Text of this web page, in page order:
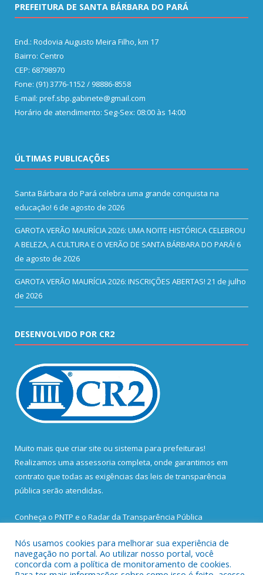
PREFEITURA DE SANTA BÁRBARA DO PARÁ
End.: Rodovia Augusto Meira Filho, km 17
Bairro: Centro
CEP: 68798970
Fone: (91) 3776-1152 / 98886-8558
E-mail: pref.sbp.gabinete@gmail.com
Horário de atendimento: Seg-Sex: 08:00 às 14:00
ÚLTIMAS PUBLICAÇÕES
Santa Bárbara do Pará celebra uma grande conquista na
educação! 6 de agosto de 2026
GAROTA VERÃO MAURÍCIA 2026: UMA NOITE HISTÓRICA CELEBROU
A BELEZA, A CULTURA E O VERÃO DE SANTA BÁRBARA DO PARÁ! 6
de agosto de 2026
GAROTA VERÃO MAURÍCIA 2026: INSCRIÇÕES ABERTAS! 21 de julho
de 2026
DESENVOLVIDO POR CR2
Muito mais que criar site ou sistema para prefeituras!
Realizamos uma assessoria completa, onde garantimos em
contrato que todas as exigências das leis de transparência
pública serão atendidas.
Conheça o PNTP e o Radar da Transparência Pública
Nós usamos cookies para melhorar sua experiência de
navegação no portal. Ao utilizar nosso portal, você
concorda com a política de monitoramento de cookies.